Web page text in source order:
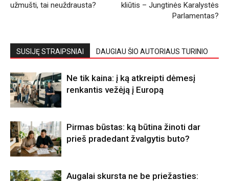
užmušti, tai neuždrausta?
kliūtis – Jungtinės Karalystės
Parlamentas?
SUSIJĘ STRAIPSNIAI DAUGIAU ŠIO AUTORIAUS TURINIO
Ne tik kaina: į ką atkreipti dėmesį
renkantis vežėją į Europą
Pirmas būstas: ką būtina žinoti dar
prieš pradedant žvalgytis buto?
Augalai skursta ne be priežasties: